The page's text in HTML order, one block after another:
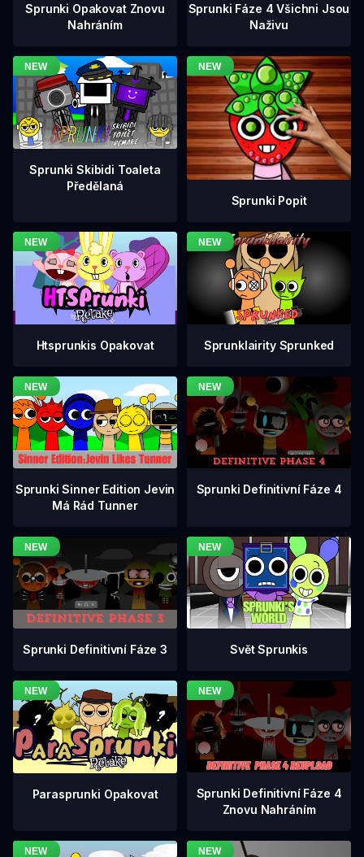
Sprunki Opakovat Znovu
Nahráním
Sprunki Fáze 4 Všichni Jsou
Naživu
Sprunki Skibidi Toaleta
Předělaná
Sprunki Popit
Htsprunkis Opakovat Sprunklairity Sprunked
Sprunki Sinner Edition Jevin
Má Rád Tunner
Sprunki Definitivní Fáze 4
Sprunki Definitivní Fáze 3 Svět Sprunkis
Parasprunki Opakovat
Sprunki Definitivní Fáze 4
Znovu Nahráním